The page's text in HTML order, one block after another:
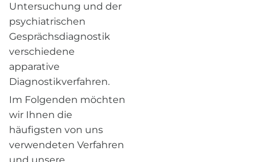
Untersuchung und der
psychiatrischen
Gesprächsdiagnostik
verschiedene
apparative
Diagnostikverfahren.
Im Folgenden möchten
wir Ihnen die
häufigsten von uns
verwendeten Verfahren